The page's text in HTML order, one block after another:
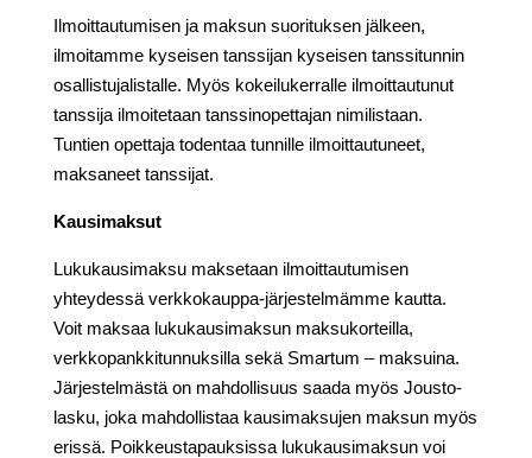
Ilmoittautumisen ja maksun suorituksen jälkeen,
ilmoitamme kyseisen tanssijan kyseisen tanssitunnin
osallistujalistalle. Myös kokeilukerralle ilmoittautunut
tanssija ilmoitetaan tanssinopettajan nimilistaan.
Tuntien opettaja todentaa tunnille ilmoittautuneet,
maksaneet tanssijat.
Kausimaksut
Lukukausimaksu maksetaan ilmoittautumisen
yhteydessä verkkokauppa-järjestelmämme kautta.
Voit maksaa lukukausimaksun maksukorteilla,
verkkopankkitunnuksilla sekä Smartum – maksuina.
Järjestelmästä on mahdollisuus saada myös Jousto-
lasku, joka mahdollistaa kausimaksujen maksun myös
erissä. Poikkeustapauksissa lukukausimaksun voi